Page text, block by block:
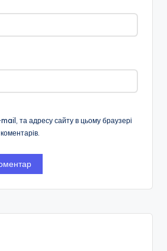
та адресу сайту в цьому браузері